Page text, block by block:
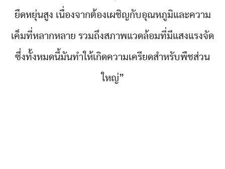
ยืดหยุ่นสูง เนื่องจากต้องเผชิญกับอุณหภูมิและความ
เค็มที่หลากหลาย รวมถึงสภาพแวดล้อมที่มีแสงแรงจัด
ซึ่งทั้งหมดนี้มันทำให้เกิดความเครียดสำหรับพืชส่วน
ใหญ่”